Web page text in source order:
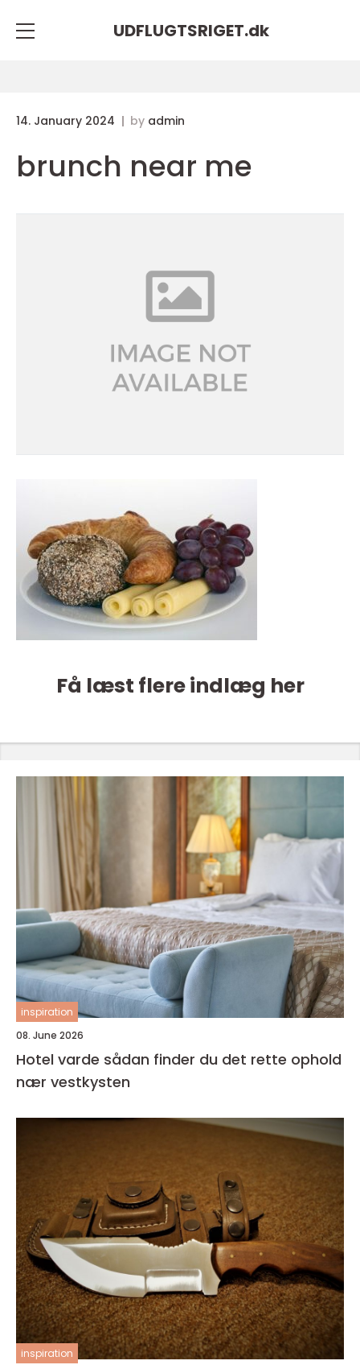
UDFLUGTSRIGET.dk
14. January 2024 by admin
brunch near me
Få læst flere indlæg her
inspiration
08. June 2026
Hotel varde sådan finder du det rette ophold
nær vestkysten
inspiration